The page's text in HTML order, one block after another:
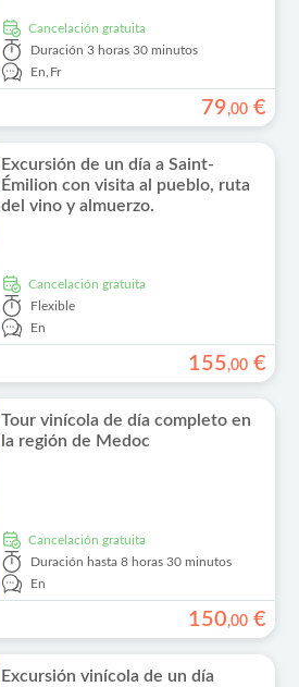
cancelación gratuita
Duración 3 horas 30 minutos
En,Fr
79,00 €
Excursión de un día a Saint-
Émilion con visita al pueblo, ruta
del vino y almuerzo.
cancelación gratuita
Flexible
En
155,00 €
Tour vinícola de día completo en
la región de Medoc
cancelación gratuita
Duración hasta 8 horas 30 minutos
En
150,00 €
Excursión vinícola de un día